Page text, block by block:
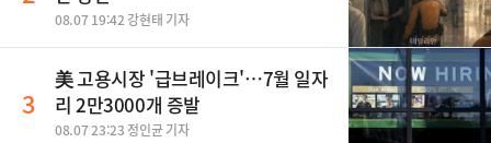
08.07 19:42 강현태 기자
3
美 고용시장 '급브레이크'…7월 일자
리 2만3000개 증발
08.07 23:23 정인균 기자